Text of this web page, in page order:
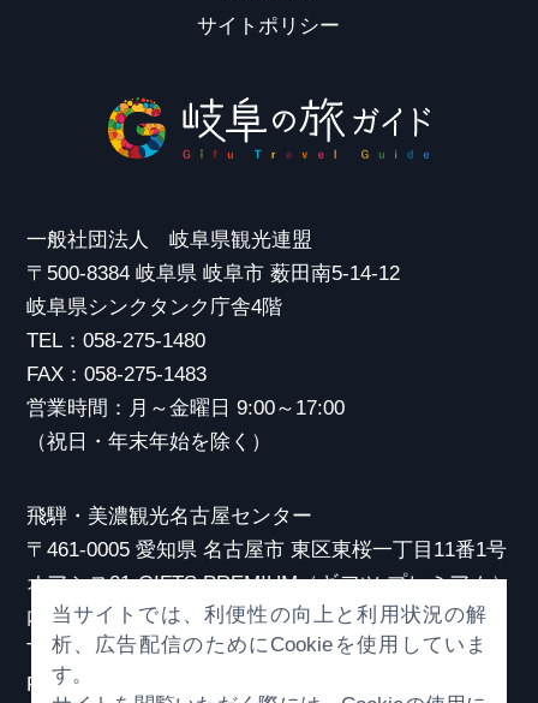
サイトポリシー
一般社団法人 岐阜県観光連盟
〒500-8384 岐阜県 岐阜市 薮田南5-14-12
岐阜県シンクタンク庁舎4階
TEL：058-275-1480
FAX：058-275-1483
営業時間：月～金曜日 9:00～17:00
（祝日・年末年始を除く）
飛騨・美濃観光名古屋センター
〒461-0005 愛知県 名古屋市 東区東桜一丁目11番1号
オアシス21 GIFTS PREMIUM（ギフツ プレミアム）
内
TEL：052-253-6185
FAX：052-253-6186
当サイトでは、利便性の向上と利用状況の解
析、広告配信のためにCookieを使用していま
す。